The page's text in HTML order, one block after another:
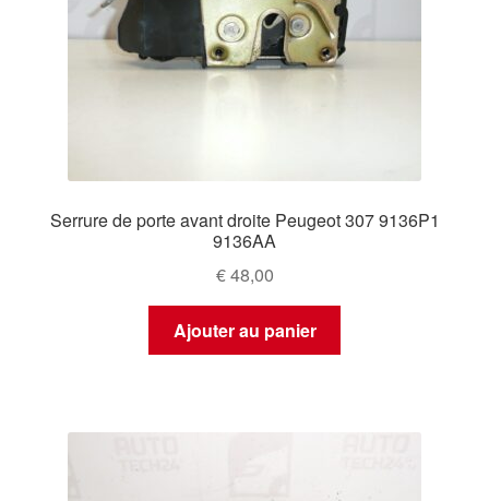
Serrure de porte avant droite Peugeot 307 9136P1
9136AA
€48,00
Ajouter au panier